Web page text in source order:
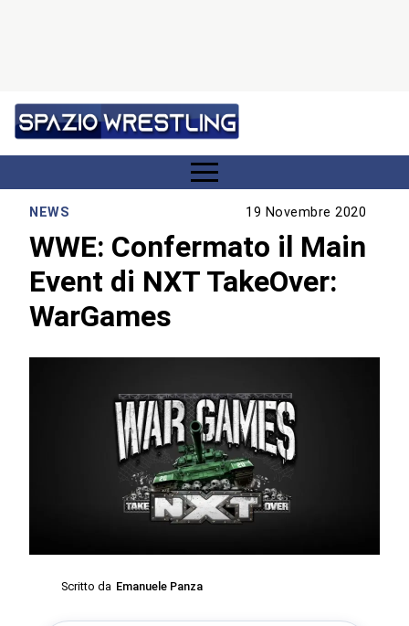
NEWS 19 Novembre 2020
WWE: Confermato il Main
Event di NXT TakeOver:
WarGames
Scritto da Emanuele Panza